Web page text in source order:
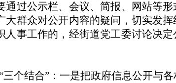
过公示栏、会议、简报、网站等形
群众对公开内容的疑问，切实发挥
事工作的，经街道党工委讨论决
个结合”：一是把政府信息公开与各